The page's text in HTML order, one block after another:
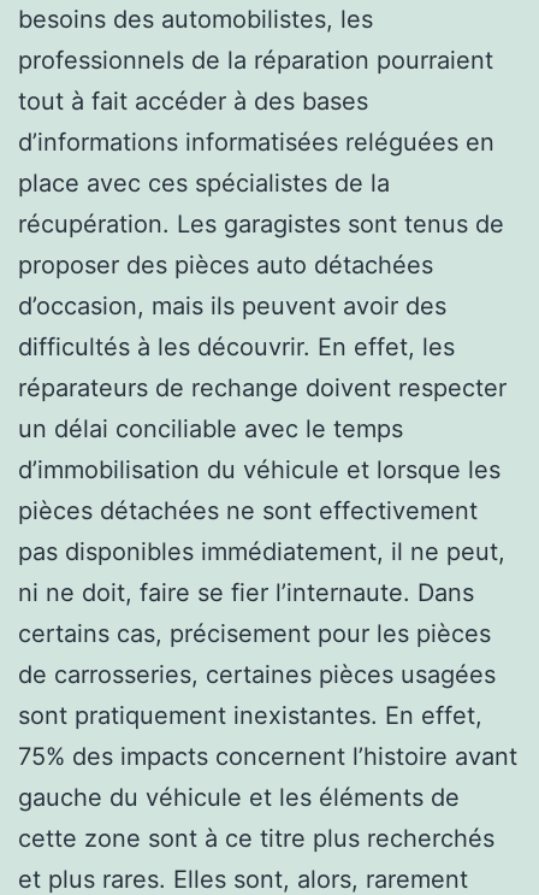
besoins des automobilistes, les
professionnels de la réparation pourraient
tout à fait accéder à des bases
d’informations informatisées reléguées en
place avec ces spécialistes de la
récupération. Les garagistes sont tenus de
proposer des pièces auto détachées
d’occasion, mais ils peuvent avoir des
difficultés à les découvrir. En effet, les
réparateurs de rechange doivent respecter
un délai conciliable avec le temps
d’immobilisation du véhicule et lorsque les
pièces détachées ne sont effectivement
pas disponibles immédiatement, il ne peut,
ni ne doit, faire se fier l’internaute. Dans
certains cas, précisement pour les pièces
de carrosseries, certaines pièces usagées
sont pratiquement inexistantes. En effet,
75% des impacts concernent l’histoire avant
gauche du véhicule et les éléments de
cette zone sont à ce titre plus recherchés
et plus rares. Elles sont, alors, rarement